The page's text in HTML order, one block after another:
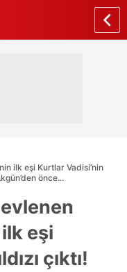
ilk eşi Kurtlar Vadisi’nin
önce...
eşi
çıktı!